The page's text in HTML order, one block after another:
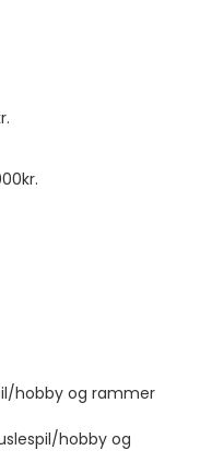
hobby og rammer
hobby og